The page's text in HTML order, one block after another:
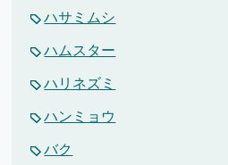
ハサミムシ
ハムスター
ハリネズミ
ハンミョウ
バク